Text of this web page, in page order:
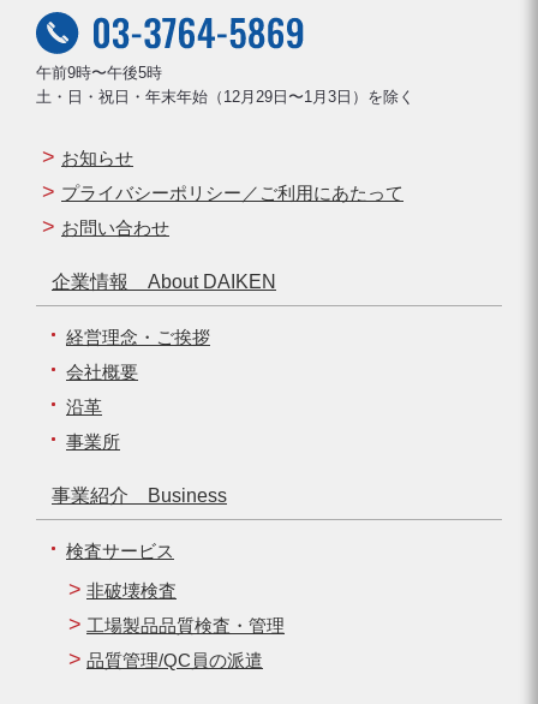
午前9時〜午後5時
土・日・祝日・年末年始（12月29日〜1月3日）を除く
お知らせ
プライバシーポリシー／ご利用にあたって
お問い合わせ
企業情報 About DAIKEN
経営理念・ご挨拶
会社概要
沿革
事業所
事業紹介 Business
検査サービス
非破壊検査
工場製品品質検査・管理
品質管理/QC員の派遣